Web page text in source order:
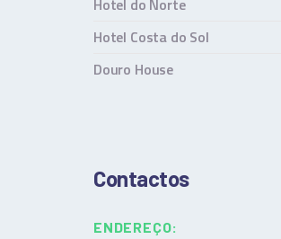
Hotel do Norte
Hotel Costa do Sol
Douro House
Contactos
ENDEREÇO: